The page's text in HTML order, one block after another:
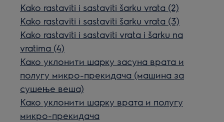
Kako rastaviti i sastaviti šarku vrata (2)
Kako rastaviti i sastaviti šarku vrata (3)
Kako rastaviti i sastaviti vrata i šarku na
vratima (4)
Како уклонити шарку засуна врата и
полугу микро-прекидача (машина за
сушење веша)
Како уклонити шарку врата и полугу
микро-прекидача